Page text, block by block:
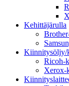
Kehittäjärulla
Kiinnitysöljy/
Ricoh-
Xerox-